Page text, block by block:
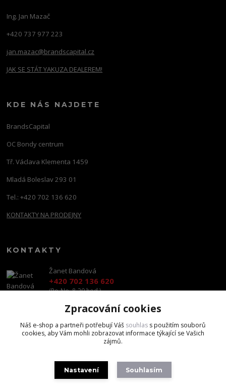
Ing. Jan Mazač
+420 737 977 223
jan.mazac@brandscapital.cz
JAK SE STÁT YAKUZA DEALEREM!
KDE NÁS NAJDETE
BrandsCapital
OC Bondy centrum
Tř. Václava Klementa 1459
Mladá Boleslav 293 01
Tel.: +420 702 136 620
KONTAKTY NA PRODEJNY
KONTAKTY
Žanet Bandová
+420 702 136 620
(Po-Ne, 8-20 hod.)
shop@brandscapital.cz
Zpracování cookies
Náš e-shop a partneři potřebují Váš souhlas s použitím souborů
cookies, aby Vám mohli zobrazovat informace týkající se Vašich
zájmů.
Nastavení Souhlasím